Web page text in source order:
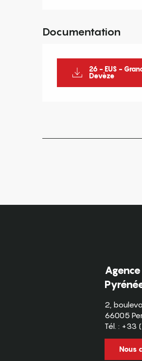
Documentation
26 - EUS -
Devèze
2,
66005
Tél. : +33
Nous